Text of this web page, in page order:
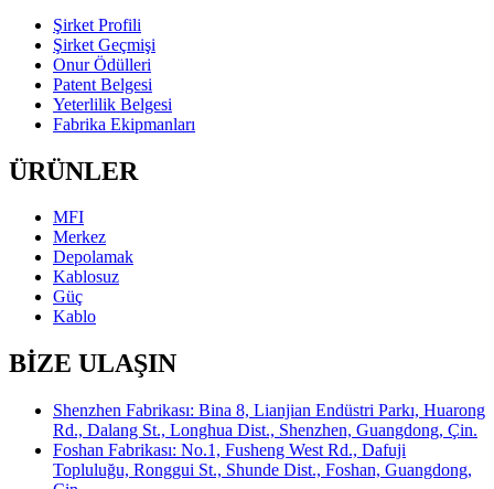
Şirket Profili
Şirket Geçmişi
Onur Ödülleri
Patent Belgesi
Yeterlilik Belgesi
Fabrika Ekipmanları
ÜRÜNLER
MFI
Merkez
Depolamak
Kablosuz
Güç
Kablo
BİZE ULAŞIN
Shenzhen Fabrikası: Bina 8, Lianjian Endüstri Parkı, Huarong
Rd., Dalang St., Longhua Dist., Shenzhen, Guangdong, Çin.
Foshan Fabrikası: No.1, Fusheng West Rd., Dafuji
Topluluğu, Ronggui St., Shunde Dist., Foshan, Guangdong,